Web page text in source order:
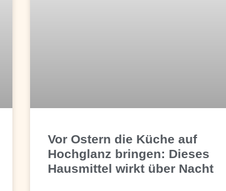
Vor Ostern die Küche auf
Hochglanz bringen: Dieses
Hausmittel wirkt über Nacht